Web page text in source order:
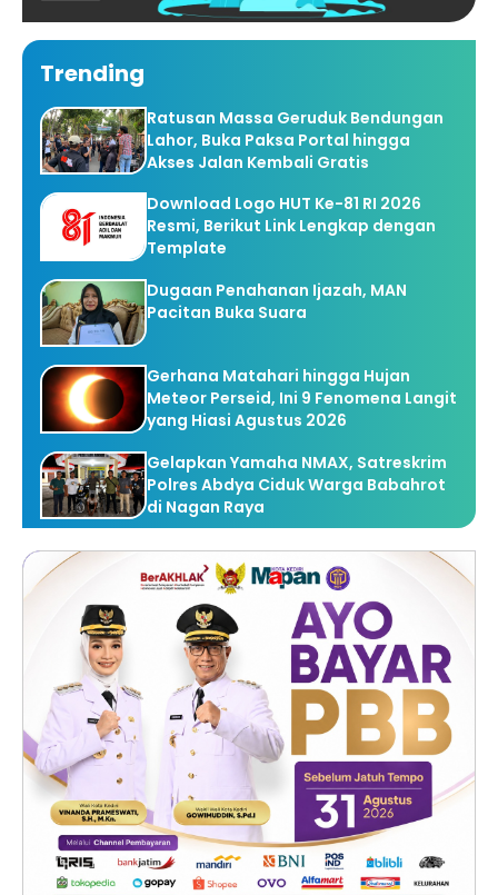
Trending
Ratusan Massa Geruduk Bendungan
Lahor, Buka Paksa Portal hingga
Akses Jalan Kembali Gratis
Download Logo HUT Ke-81 RI 2026
Resmi, Berikut Link Lengkap dengan
Template
Dugaan Penahanan Ijazah, MAN
Pacitan Buka Suara
Gerhana Matahari hingga Hujan
Meteor Perseid, Ini 9 Fenomena Langit
yang Hiasi Agustus 2026
Gelapkan Yamaha NMAX, Satreskrim
Polres Abdya Ciduk Warga Babahrot
di Nagan Raya